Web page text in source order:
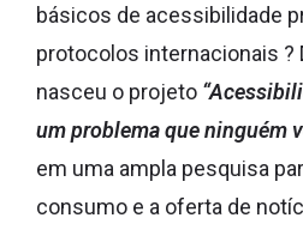
básicos de acessibilidade
protocolos internacionais ?
nasceu o projeto
um problema que ninguém
em uma ampla pesquisa
consumo e a oferta de